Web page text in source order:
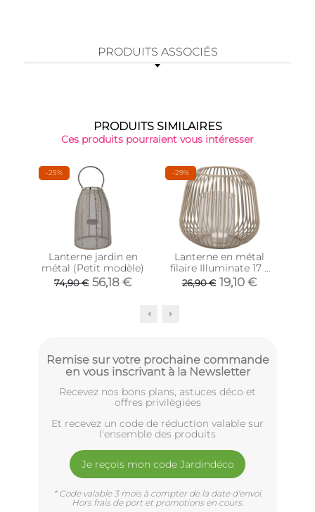
PRODUITS ASSOCIÉS
PRODUITS SIMILAIRES
Ces produits pourraient vous intéresser
-25%
Lanterne jardin en
métal (Petit modèle)
74,90 € 56,18 €
-29%
Lanterne en métal
filaire Illuminate 17 x
15.5 cm (Gris foncé)
26,90 € 19,10 €
Remise sur votre prochaine commande
en vous inscrivant à la Newsletter
Recevez nos bons plans, astuces déco et
offres privilègiées
Et recevez un code de réduction valable sur
l'ensemble des produits
Je reçois mon code Jardindéco
* Code valable 3 mois à compter de la date d'envoi.
Hors frais de port et promotions en cours.